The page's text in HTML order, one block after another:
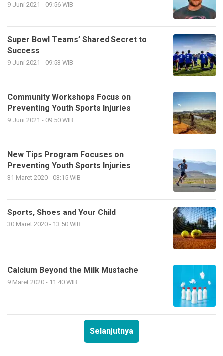
9 Juni 2021 - 09:56 WIB
Super Bowl Teams’ Shared Secret to
Success
9 Juni 2021 - 09:53 WIB
Community Workshops Focus on
Preventing Youth Sports Injuries
9 Juni 2021 - 09:50 WIB
New Tips Program Focuses on
Preventing Youth Sports Injuries
31 Maret 2020 - 03:15 WIB
Sports, Shoes and Your Child
30 Maret 2020 - 13:50 WIB
Calcium Beyond the Milk Mustache
9 Maret 2020 - 11:40 WIB
Selanjutnya